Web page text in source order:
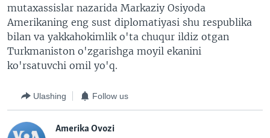
mutaxassislar nazarida Markaziy Osiyoda
Amerikaning eng sust diplomatiyasi shu respublika
bilan va yakkahokimlik o'ta chuqur ildiz otgan
Turkmaniston o'zgarishga moyil ekanini
ko'rsatuvchi omil yo'q.
Ulashing Follow us
Amerika Ovozi